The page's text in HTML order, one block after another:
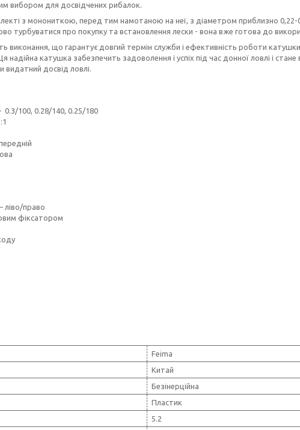
вибором для досвідчених рибалок.
з монониткою, перед тим намотаною на неї, з діаметром приблизно 0,22-
турбуватися про покупку та встановлення лески - вона вже готова до
виконання, що гарантує довгий термін служби і ефективність роботи
надійна катушка забезпечить задоволення і успіх під час донної ловлі і стане
видатний досвід ловлі.
100, 0.28/140, 0.25/180
ліво/право
фіксатором
Feima
Китай
Безінерційна
Пластик
5.2